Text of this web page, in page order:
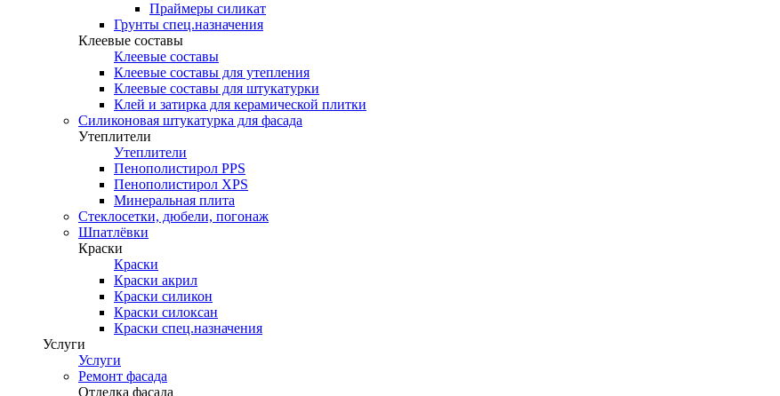
Праймеры силикат
Грунты спец.назначения
Клеевые составы
Клеевые составы
Клеевые составы для утепления
Клеевые составы для штукатурки
Клей и затирка для керамической плитки
Силиконовая штукатурка для фасада
Утеплители
Утеплители
Пенополистирол PPS
Пенополистирол XPS
Минеральная плита
Стеклосетки, дюбели, погонаж
Шпатлёвки
Краски
Краски
Краски акрил
Краски силикон
Краски силоксан
Краски спец.назначения
Услуги
Услуги
Ремонт фасада
Отделка фасада